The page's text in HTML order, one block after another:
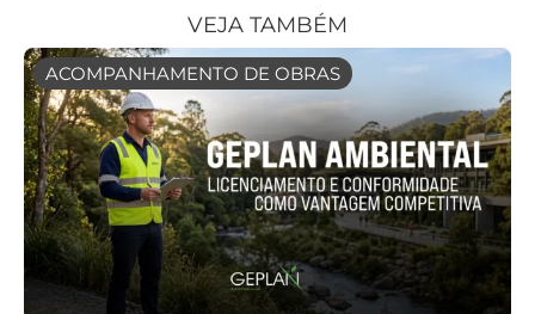
VEJA TAMBÉM
ACOMPANHAMENTO DE OBRAS